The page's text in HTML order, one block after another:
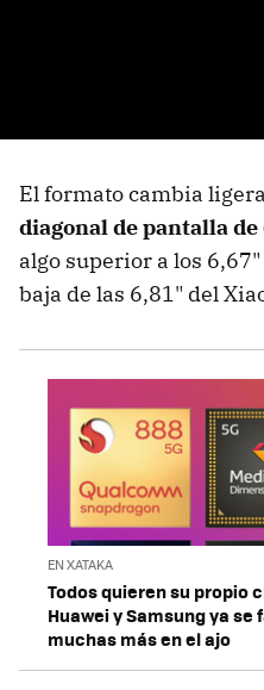
El formato cambia
diagonal de pantalla
algo superior a los
baja de las 6,81" del
EN XATAKA
Todos quieren su propio
Huawei y Samsung ya
muchas más en el ajo